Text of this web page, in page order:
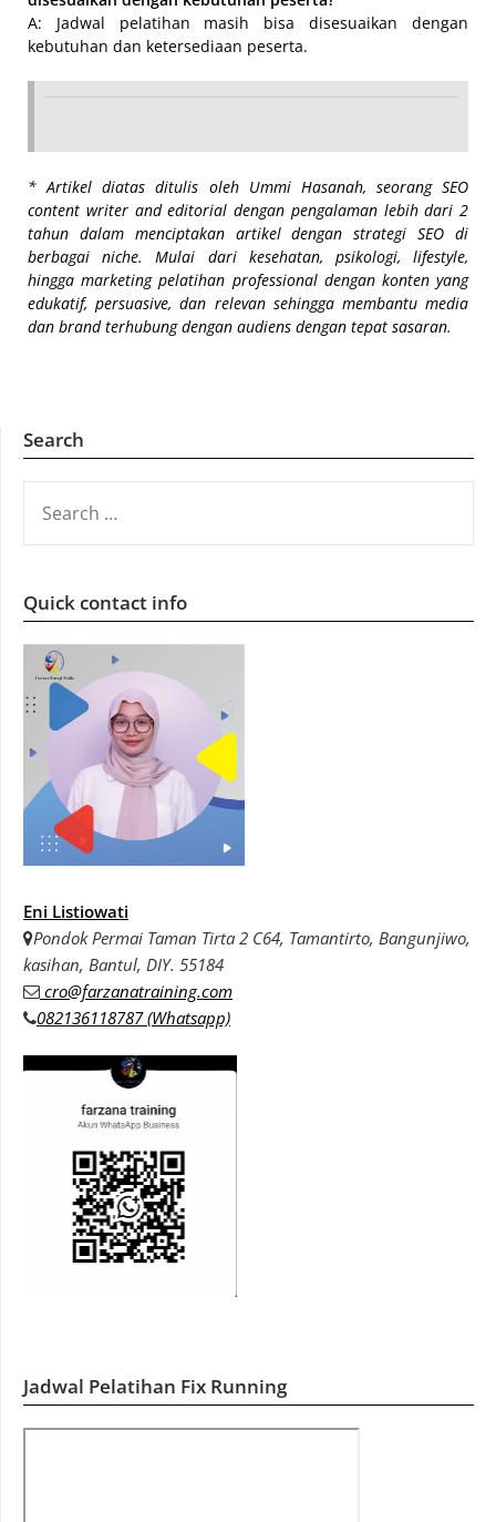
A: Jadwal pelatihan masih bisa disesuaikan dengan
kebutuhan dan ketersediaan peserta.
* Artikel diatas ditulis oleh Ummi Hasanah, seorang SEO
content writer and editorial dengan pengalaman lebih dari 2
tahun dalam menciptakan artikel dengan strategi SEO di
berbagai niche. Mulai dari kesehatan, psikologi, lifestyle,
hingga marketing pelatihan professional dengan konten yang
edukatif, persuasive, dan relevan sehingga membantu media
dan brand terhubung dengan audiens dengan tepat sasaran.
Search
FOR:
Quick contact info
Eni Listiowati
Pondok Permai Taman Tirta 2 C64, Tamantirto, Bangunjiwo,
kasihan, Bantul, DIY. 55184
cro@farzanatraining.com
082136118787 (Whatsapp)
Jadwal Pelatihan Fix Running